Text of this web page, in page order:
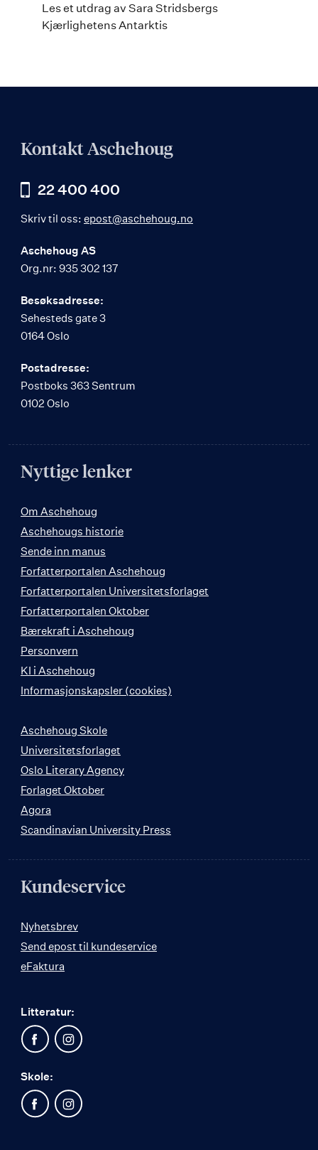
Les et utdrag av Sara Stridsbergs
Kjærlighetens Antarktis
Kontakt Aschehoug
22 400 400
Skriv til oss: epost@aschehoug.no
Aschehoug AS
Org.nr: 935 302 137
Besøksadresse:
Sehesteds gate 3
0164 Oslo
Postadresse:
Postboks 363 Sentrum
0102 Oslo
Nyttige lenker
Om Aschehoug
Aschehougs historie
Sende inn manus
Forfatterportalen Aschehoug
Forfatterportalen Universitetsforlaget
Forfatterportalen Oktober
Bærekraft i Aschehoug
Personvern
KI i Aschehoug
Informasjonskapsler (cookies)
Aschehoug Skole
Universitetsforlaget
Oslo Literary Agency
Forlaget Oktober
Agora
Scandinavian University Press
Kundeservice
Nyhetsbrev
Send epost til kundeservice
eFaktura
Litteratur:
Skole: